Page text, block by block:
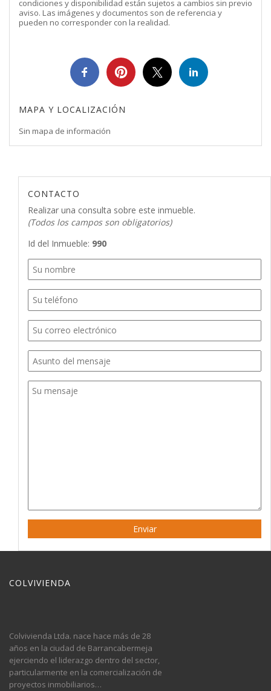
condiciones y disponibilidad están sujetos a cambios sin previo
aviso. Las imágenes y documentos son de referencia y
pueden no corresponder con la realidad.
MAPA Y LOCALIZACIÓN
Sin mapa de información
CONTACTO
Realizar una consulta sobre este inmueble.
(Todos los campos son obligatorios)
Id del Inmueble: 990
COLVIVIENDA
Colvivienda Ltda. nace hace más de 28
años en la ciudad de Barrancabermeja
ejerciendo el liderazgo dentro del sector,
particularmente en la comercialización de
proyectos inmobiliarios…